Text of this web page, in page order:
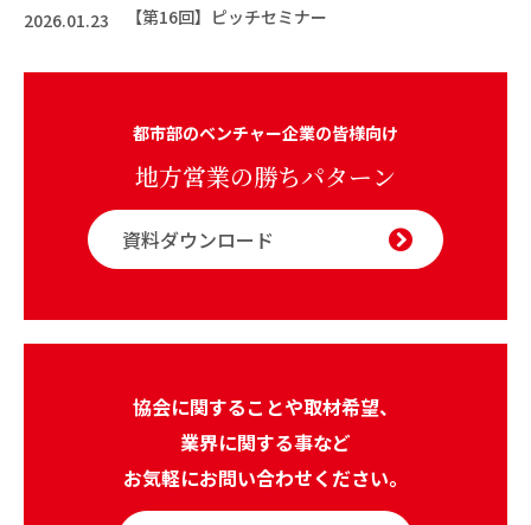
2026.01.23
【第16回】ピッチセミナー
都市部のベンチャー企業の皆様向け
地方営業の勝ちパターン
資料ダウンロード
協会に関することや取材希望、
業界に関する事など
お気軽にお問い合わせください。